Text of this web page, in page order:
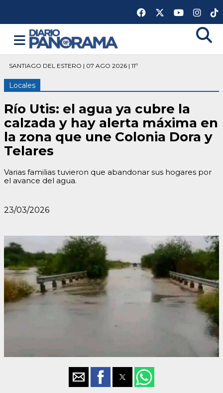
SANTIAGO DEL ESTERO | 07 AGO 2026 | 11º
Locales
Río Utis: el agua ya cubre la
calzada y hay alerta máxima en
la zona que une Colonia Dora y
Telares
Varias familias tuvieron que abandonar sus hogares por
el avance del agua.
23/03/2026